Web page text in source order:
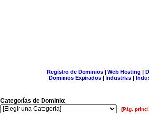
Registro de Dominios| Web Hosting |
Dominios Expirados | Industrias |
Categorías de Dominio:
[Pág.